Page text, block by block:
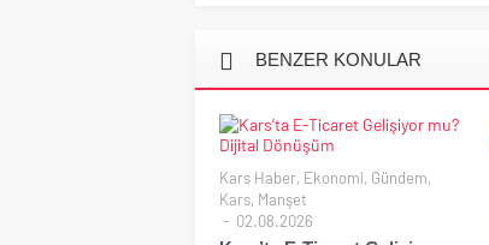
BENZER KONULAR
Kars Haber, Ekonomi, Gündem,
Kars, Manşet
02.08.2026